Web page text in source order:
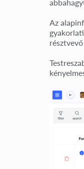
Az